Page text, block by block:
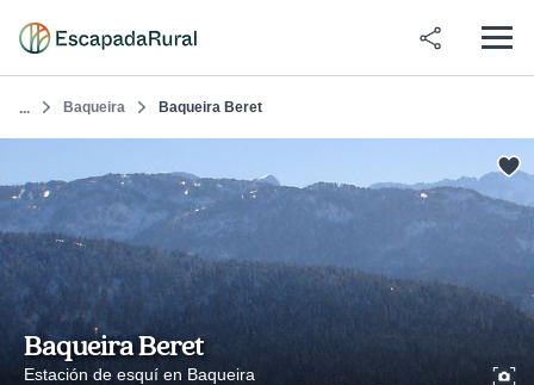
... Baqueira Baqueira Beret
Baqueira Beret
Estación de esquí en Baqueira